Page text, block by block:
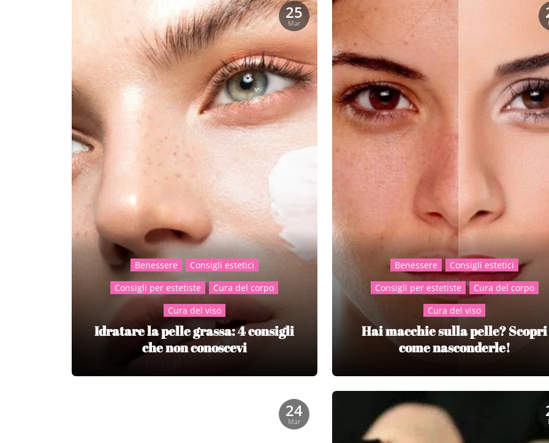
25
Mar
Benessere
Consigli estetici
Consigli per estetiste
Cura del corpo
Cura del viso
Idratare la pelle grassa: 4 consigli
che non conoscevi
Benessere
Consigli estetici
Consigli per estetiste
Cura del corpo
Cura del viso
Hai macchie sulla pelle? Scopri
come nasconderle!
24
Mar